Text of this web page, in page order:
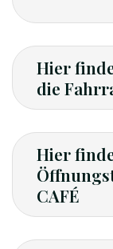
Hier
die
Hier
CAFÉ